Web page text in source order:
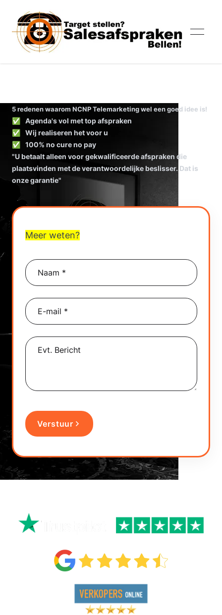
5 redenen waarom NCNP Telemarketing wel een goed idee is!
✅
Agenda's vol met top afspraken
✅
Wij realiseren het voor u
✅
100% no cure no pay
"U betaalt alleen voor gekwalificeerde afspraken die
plaatsvinden met de verantwoordelijke beslisser. Dat is
onze garantie"
Contact
Meer weten?
Naam *
E-mail *
Evt. Bericht
Verstuur